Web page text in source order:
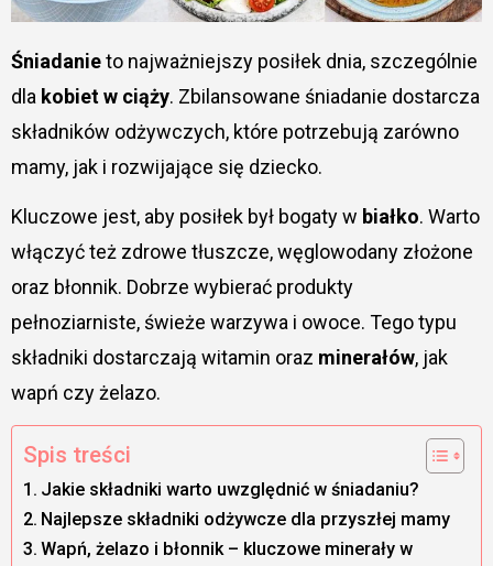
Śniadanieto najważniejszy posiłek dnia, szczególnie
dla kobiet w ciąży. Zbilansowane śniadanie dostarcza
składników odżywczych, które potrzebują zarówno
mamy, jak i rozwijające się dziecko.
Kluczowe jest, aby posiłek był bogaty w białko. Warto
włączyć też zdrowe tłuszcze, węglowodany złożone
oraz błonnik. Dobrze wybierać produkty
pełnoziarniste, świeże warzywa i owoce. Tego typu
składniki dostarczają witamin oraz minerałów, jak
wapń czy żelazo.
Spis treści
Jakie składniki warto uwzględnić w śniadaniu?
Najlepsze składniki odżywcze dla przyszłej mamy
Wapń, żelazo i błonnik – kluczowe minerały w